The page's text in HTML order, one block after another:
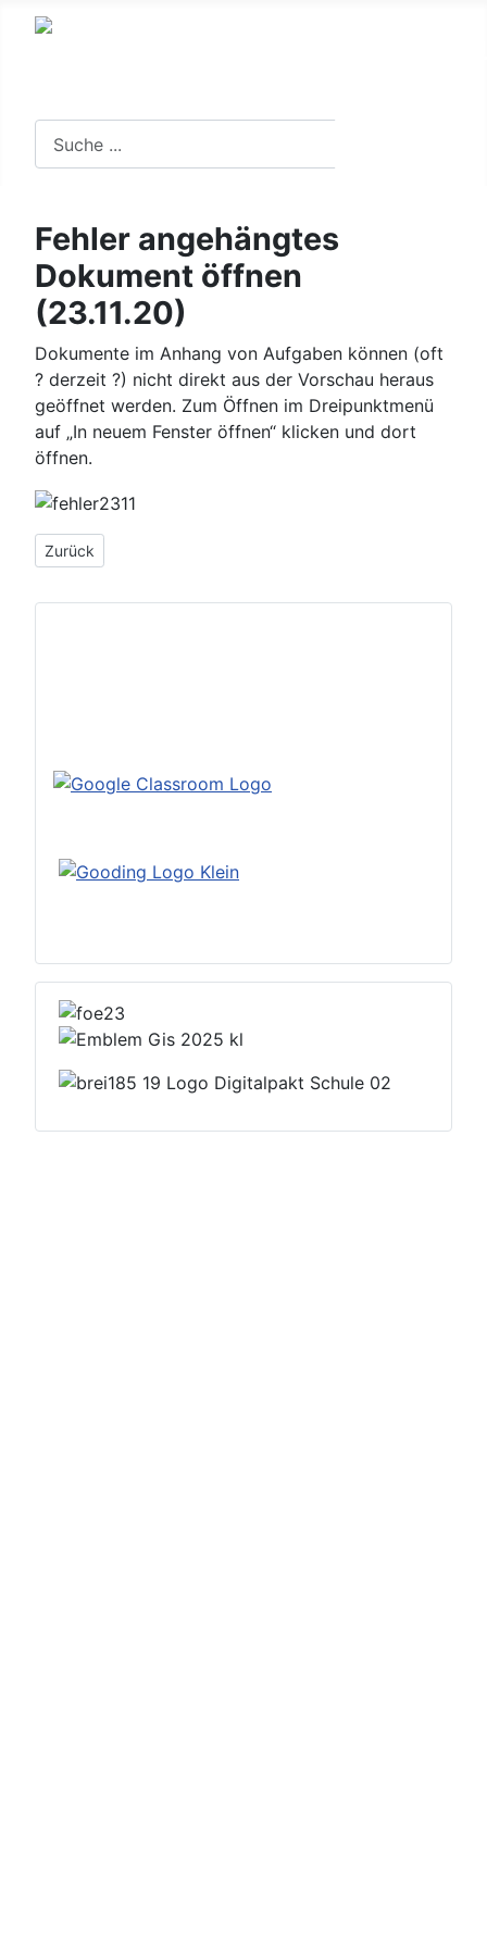
Fehler angehängtes
Dokument öffnen
(23.11.20)
Dokumente im Anhang von Aufgaben können (oft
? derzeit ?) nicht direkt aus der Vorschau heraus
geöffnet werden. Zum Öffnen im Dreipunktmenü
auf „In neuem Fenster öffnen“ klicken und dort
öffnen.
Vorheriger Beitrag: Google Classroom: Videoanleitungen
Zurück